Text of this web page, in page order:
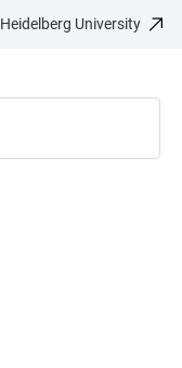
Heidelberg University